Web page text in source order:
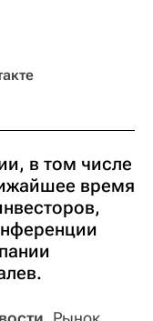
в том числе
время